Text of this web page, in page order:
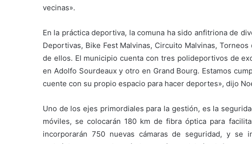
vecinas».
En la práctica deportiva, la comuna ha sido anfitriona de
Deportivas, Bike Fest Malvinas, Circuito Malvinas,
de ellos. El municipio cuenta con tres polideportivos de
en Adolfo Sourdeaux y otro en Grand Bourg. Estamos
cuente con su propio espacio para hacer deportes», dijo
Uno de los ejes primordiales para la gestión, es la
móviles, se colocarán 180 km de fibra óptica para
incorporarán 750 nuevas cámaras de seguridad, y se